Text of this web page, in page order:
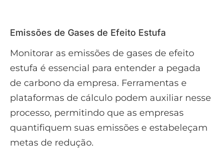
Emissões de Gases de Efeito Estufa
Monitorar as emissões de gases de efeito
estufa é essencial para entender a pegada
de carbono da empresa. Ferramentas e
plataformas de cálculo podem auxiliar nesse
processo, permitindo que as empresas
quantifiquem suas emissões e estabeleçam
metas de redução.